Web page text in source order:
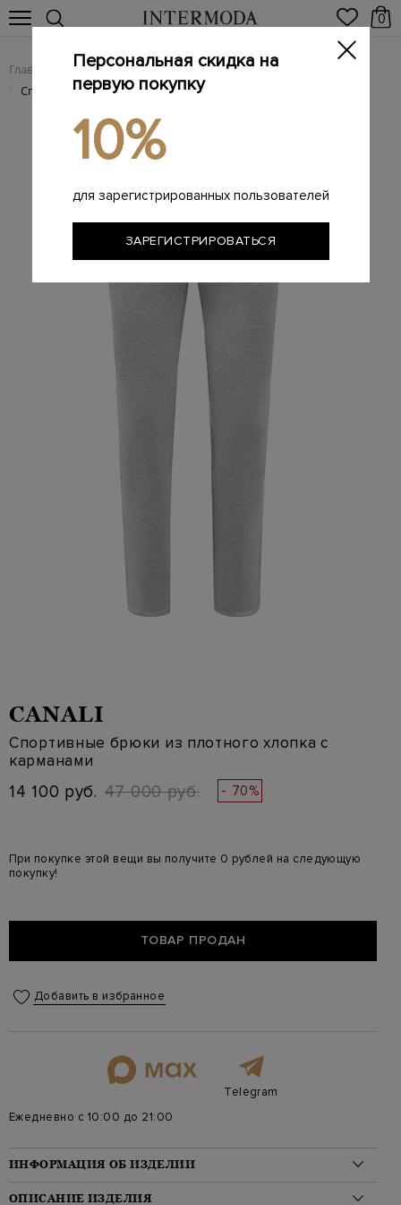
0
Главная Мужчинам / Одежда / Спортивная одежда
/ Спортивные брюки из плотного хлопка с карманами
CANALI
Спортивные брюки из плотного хлопка с
карманами
14 100 руб. 47 000 руб. - 70%
При покупке этой вещи вы получите 0 рублей на следующую
покупку!
ТОВАР ПРОДАН
Добавить в избранное
Telegram
Ежедневно с 10:00 до 21:00
ИНФОРМАЦИЯ ОБ ИЗДЕЛИИ
Материал: хлопок 100%
ОПИСАНИЕ ИЗДЕЛИЯ
Персональная скидка на
первую покупку
10%
для зарегистрированных пользователей
ЗАРЕГИСТРИРОВАТЬСЯ